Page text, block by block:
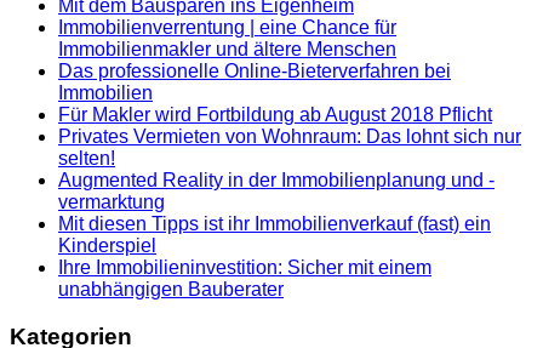
Mit dem Bausparen ins Eigenheim
Immobilienverrentung | eine Chance für
Immobilienmakler und ältere Menschen
Das professionelle Online-Bieterverfahren bei
Immobilien
Für Makler wird Fortbildung ab August 2018 Pflicht
Privates Vermieten von Wohnraum: Das lohnt sich nur
selten!
Augmented Reality in der Immobilienplanung und -
vermarktung
Mit diesen Tipps ist ihr Immobilienverkauf (fast) ein
Kinderspiel
Ihre Immobilieninvestition: Sicher mit einem
unabhängigen Bauberater
Kategorien